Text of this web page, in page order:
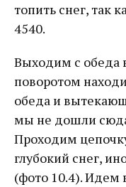
топить снег, так
4540.
Выходим с обеда
поворотом
обеда и
мы не дошли
Проходим
глубокий снег,
(фото 10.4). Идем